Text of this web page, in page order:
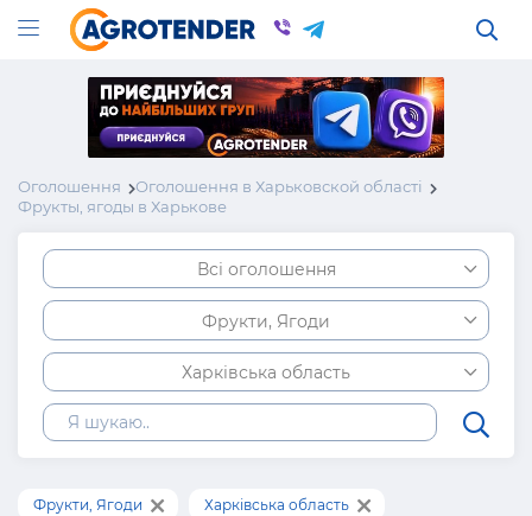
Оголошення
Оголошення в Харьковской області
Фрукты, ягоды в Харькове
Всі оголошення
Фрукти, Ягоди
Харківська область
Фрукти, Ягоди Харківська область